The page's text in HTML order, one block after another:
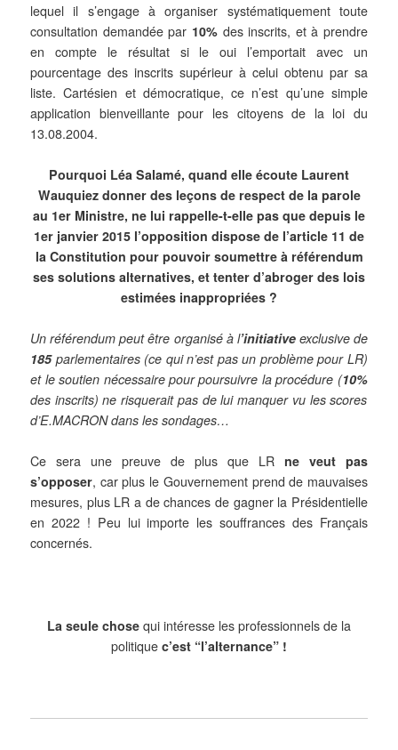
lequel il s’engage à organiser systématiquementtoute
consultation demandée par 10%des inscrits, et à prendre
en compte le résultat si le oui l’emportait avec un
pourcentage des inscrits supérieur à celui obtenu par sa
liste. Cartésien et démocratique, ce n’est qu’une simple
application bienveillante pour les citoyens de la loi du
13.08.2004.
Pourquoi Léa Salamé, quand elle écoute Laurent
Wauquiez donner des leçons de respect de la parole
au 1er Ministre, ne lui rappelle-t-elle pas que depuis le
1er janvier 2015 l’opposition dispose de l’article 11 de
la Constitution pour pouvoir soumettre à référendum
ses solutions alternatives, et tenter d’abroger des lois
estimées inappropriées ?
Un référendum peut être organisé à l’initiative exclusive de
185 parlementaires (ce qui n’est pas un problème pour LR)
et le soutien nécessaire pour poursuivre la procédure (10%
des inscrits) ne risquerait pas de lui manquer vu les scores
d’E.MACRON dans les sondages…
Ce sera une preuve de plus que LR ne veut pas
s’opposer, car plus le Gouvernement prend de mauvaises
mesures, plus LR a de chances de gagner la Présidentielle
en 2022 ! Peu lui importe les souffrances des Français
concernés.
La seule chose qui intéresse les professionnels de la
politique c’est “l’alternance” !